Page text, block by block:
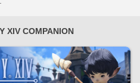
XIV COMPANION